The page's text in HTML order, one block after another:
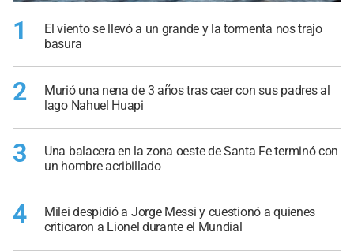
1
El viento se llevó a un grande y la tormenta nos trajo
basura
2
Murió una nena de 3 años tras caer con sus padres al
lago Nahuel Huapi
3
Una balacera en la zona oeste de Santa Fe terminó con
un hombre acribillado
4
Milei despidió a Jorge Messi y cuestionó a quienes
criticaron a Lionel durante el Mundial